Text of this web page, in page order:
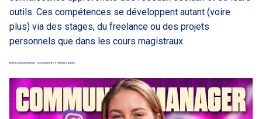
outils. Ces compétences se développent autant (voire
plus) via des stages, du freelance ou des projets
personnels que dans les cours magistraux.
Devenir community manager : cours complet de a à z (formation gratuite)